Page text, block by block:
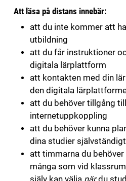
Att läsa på distans innebär:
att du inte kommer att
utbildning
att du får instruktioner
digitala lärplattform
att kontakten med din
den digitala
att du behöver tillgång
internetuppkoppling
att du behöver kunna
dina studier självständigt
att timmarna du
många som vid